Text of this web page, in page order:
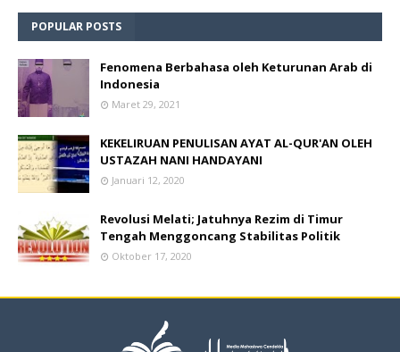
POPULAR POSTS
Fenomena Berbahasa oleh Keturunan Arab di
Indonesia
Maret 29, 2021
KEKELIRUAN PENULISAN AYAT AL-QUR'AN OLEH
USTAZAH NANI HANDAYANI
Januari 12, 2020
Revolusi Melati; Jatuhnya Rezim di Timur
Tengah Menggoncang Stabilitas Politik
Oktober 17, 2020